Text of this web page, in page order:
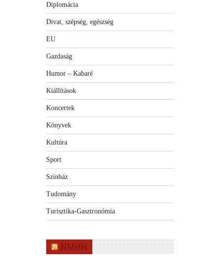
Diplomácia
Divat, szépség, egészség
EU
Gazdaság
Humor – Kabaré
Kiállítások
Koncertek
Könyvek
Kultúra
Sport
Színház
Tudomány
Turisztika-Gasztronómia
NMHH